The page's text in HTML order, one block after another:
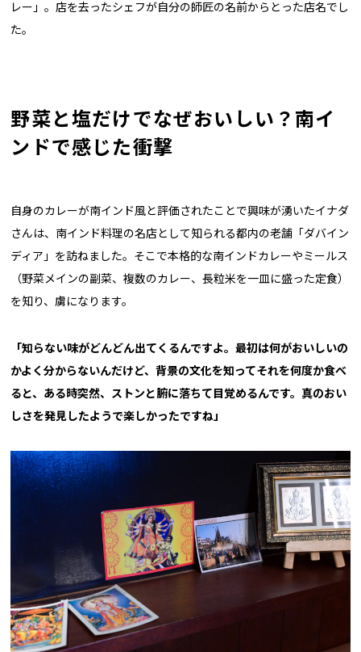
レー」。店を去ったシェフが自分の師匠の名前からとった店名でし
た。
野菜と塩だけでなぜおいしい？南イ
ンドで感じた衝撃
自身のカレーが南インド風と評価されたことで興味が湧いたイナダ
さんは、南インド料理の名店として知られる都内の老舗「ダバイン
ディア」を訪ねました。そこで本格的な南インドカレーやミールス
（野菜メインの副菜、複数のカレー、長粒米を一皿に盛った定食）
を知り、虜になります。
「知らない味がどんどん出てくるんですよ。最初は何がおいしいの
かよく分からないんだけど、背景の文化を知ってそれを何度か食べ
ると、ある時突然、ストンと腑に落ちて目覚めるんです。真のおい
しさを発見したようで楽しかったですね」